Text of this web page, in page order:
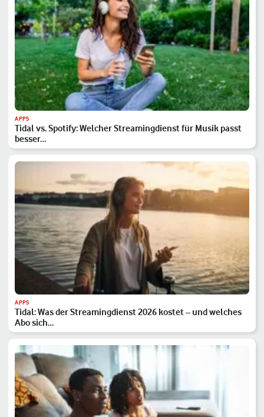
APPS
Tidal vs. Spotify: Welcher Streamingdienst für Musik passt
besser…
APPS
Tidal: Was der Streamingdienst 2026 kostet – und welches
Abo sich…